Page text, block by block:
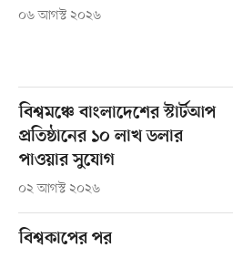
০৬ আগস্ট ২০২৬
বিশ্বমঞ্চে বাংলাদেশের স্টার্টআপ
প্রতিষ্ঠানের ১০ লাখ ডলার
পাওয়ার সুযোগ
০২ আগস্ট ২০২৬
বিশ্বকাপের পর